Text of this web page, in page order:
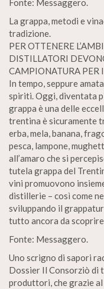
Fonte: Messaggero.
La grappa, metodi e
tradizione.
PER OTTENERE
DISTILLATORI
CAMPIONATURA PER
In tempo, seppure
spiriti. Oggi, diventata
grappa è una delle
trentina è sicuramente
erba, mela, banana,
pesca, lampone,
all’amaro che si
tutela grappa del
vini promuovono
distillerie – così come
sviluppando il
tutto ancora da
Fonte: Messaggero.
Uno scrigno di sapori
Dossier Il Consorziò di
produttori, che grazie